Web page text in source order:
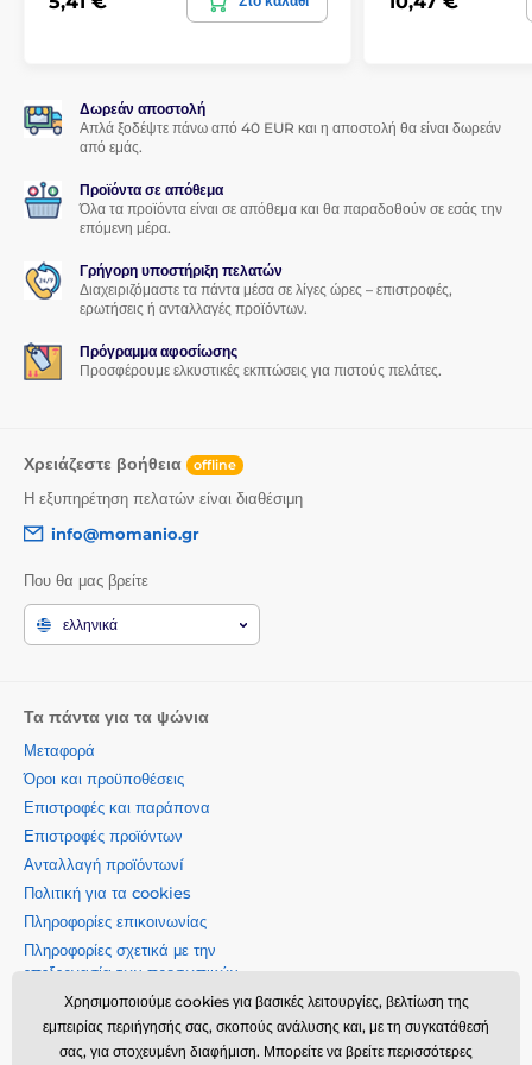
Δωρεάν αποστολή
Απλά ξοδέψτε πάνω από 40 EUR και η αποστολή θα είναι δωρεάν
από εμάς.
Προϊόντα σε απόθεμα
Όλα τα προϊόντα είναι σε απόθεμα και θα παραδοθούν σε εσάς την
επόμενη μέρα.
Γρήγορη υποστήριξη πελατών
Διαχειριζόμαστε τα πάντα μέσα σε λίγες ώρες – επιστροφές,
ερωτήσεις ή ανταλλαγές προϊόντων.
Πρόγραμμα αφοσίωσης
Προσφέρουμε ελκυστικές εκπτώσεις για πιστούς πελάτες.
Χρειάζεστε βοήθεια offline
Η εξυπηρέτηση πελατών είναι διαθέσιμη
info@momanio.gr
Που θα μας βρείτε
ελληνικά
Τα πάντα για τα ψώνια
Μεταφορά
Όροι και προϋποθέσεις
Επιστροφές και παράπονα
Επιστροφές προϊόντων
Ανταλλαγή προϊόντωνí
Πολιτική για τα cookies
Πληροφορίες επικοινωνίας
Πληροφορίες σχετικά με την
επεξεργασία των προσωπικών
δεδομένων
Σχετικά με την εταιρεία μας
Χρησιμοποιούμε cookies για βασικές λειτουργίες, βελτίωση της
εμπειρίας περιήγησής σας, σκοπούς ανάλυσης και, με τη συγκατάθεσή
σας, για στοχευμένη διαφήμιση. Μπορείτε να βρείτε περισσότερες